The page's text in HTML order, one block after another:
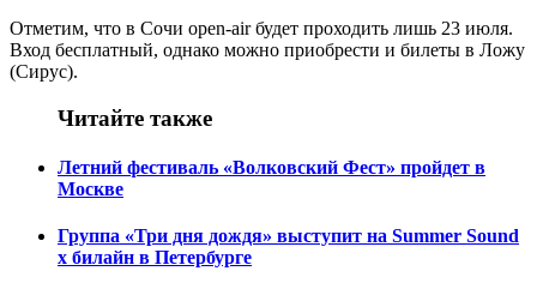
Отметим, что в Сочи open-air будет проходить лишь 23 июля.
Вход бесплатный, однако можно приобрести и билеты в Ложу
(Сирус).
Читайте также
Летний фестиваль «Волковский Фест» пройдет в
Москве
Группа «Три дня дождя» выступит на Summer Sound
x билайн в Петербурге